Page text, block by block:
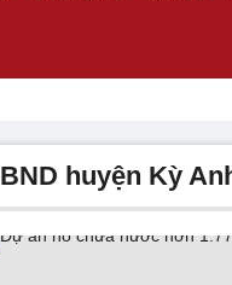
UBND huyện Kỳ